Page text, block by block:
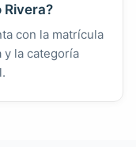
Rivera?
con la matrícula
y la categoría